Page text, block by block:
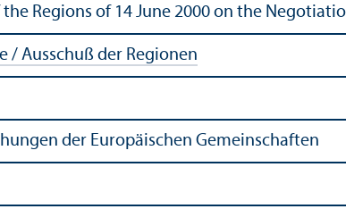
Regions of 14 June 2000 on the
/ Ausschuß der Regionen
der Europäischen Gemeinschaften